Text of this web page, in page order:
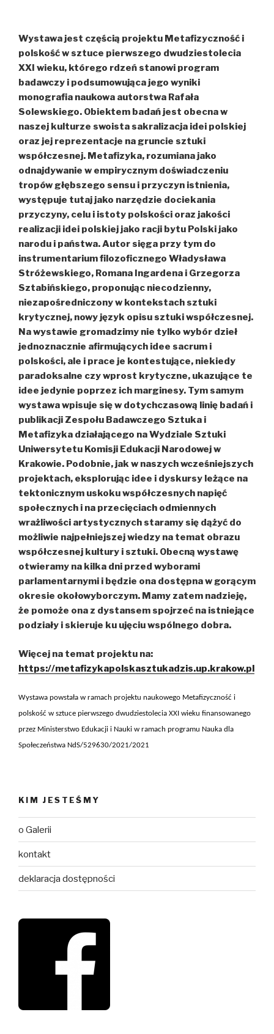
Wystawa jest częścią projektu Metafizyczność i
polskość w sztuce pierwszego dwudziestolecia
XXI wieku, którego rdzeń stanowi program
badawczy i podsumowująca jego wyniki
monografia naukowa autorstwa Rafała
Solewskiego. Obiektem badań jest obecna w
naszej kulturze swoista sakralizacja idei polskiej
oraz jej reprezentacje na gruncie sztuki
współczesnej. Metafizyka, rozumiana jako
odnajdywanie w empirycznym doświadczeniu
tropów głębszego sensu i przyczyn istnienia,
występuje tutaj jako narzędzie dociekania
przyczyny, celu i istoty polskości oraz jakości
realizacji idei polskiej jako racji bytu Polski jako
narodu i państwa. Autor sięga przy tym do
instrumentarium filozoficznego Władysława
Stróżewskiego, Romana Ingardena i Grzegorza
Sztabińskiego, proponując niecodzienny,
niezapośredniczony w kontekstach sztuki
krytycznej, nowy język opisu sztuki współczesnej.
Na wystawie gromadzimy nie tylko wybór dzieł
jednoznacznie afirmujących idee sacrum i
polskości, ale i prace je kontestujące, niekiedy
paradoksalne czy wprost krytyczne, ukazujące te
idee jedynie poprzez ich marginesy. Tym samym
wystawa wpisuje się w dotychczasową linię badań i
publikacji Zespołu Badawczego Sztuka i
Metafizyka działającego na Wydziale Sztuki
Uniwersytetu Komisji Edukacji Narodowej w
Krakowie. Podobnie, jak w naszych wcześniejszych
projektach, eksplorując idee i dyskursy leżące na
tektonicznym uskoku współczesnych napięć
społecznych i na przecięciach odmiennych
wrażliwości artystycznych staramy się dążyć do
możliwie najpełniejszej wiedzy na temat obrazu
współczesnej kultury i sztuki. Obecną wystawę
otwieramy na kilka dni przed wyborami
parlamentarnymi i będzie ona dostępna w gorącym
okresie okołowyborczym. Mamy zatem nadzieję,
że pomoże ona z dystansem spojrzeć na istniejące
podziały i skieruje ku ujęciu wspólnego dobra.
Więcej na temat projektu na:
https://metafizykapolskasztukadzis.up.krakow.pl
Wystawa powstała w ramach projektu naukowego Metafizyczność i
polskość w sztuce pierwszego dwudziestolecia XXI wieku finansowanego
przez Ministerstwo Edukacji i Nauki w ramach programu Nauka dla
Społeczeństwa NdS/529630/2021/2021
KIM JESTEŚMY
o Galerii
kontakt
deklaracja dostępności